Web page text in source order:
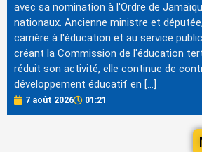
avec sa nomination à l'Ordre de
nationaux. Ancienne ministre et
carrière à l'éducation et au service
créant la Commission de l'éducation
réduit son activité, elle continue de
développement éducatif en […]
7 août 2026 01:21